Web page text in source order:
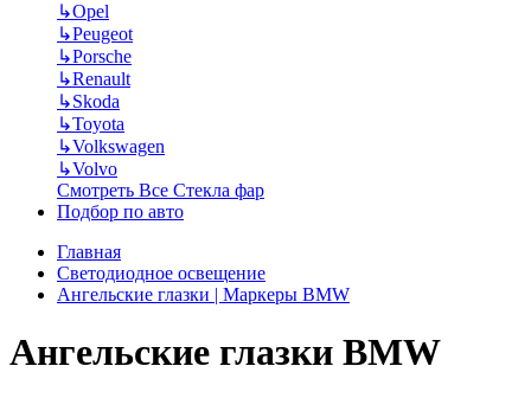
↳Opel
↳Peugeot
↳Porsche
↳Renault
↳Skoda
↳Toyota
↳Volkswagen
↳Volvo
Смотреть Все Стекла фар
Подбор по авто
Главная
Светодиодное освещение
Ангельские глазки | Маркеры BMW
Ангельские глазки BMW